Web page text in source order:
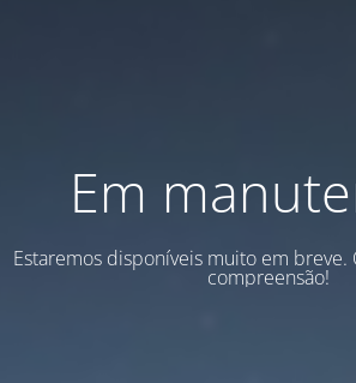
Em
Estaremos disponíveis muito em breve.
compreensão!